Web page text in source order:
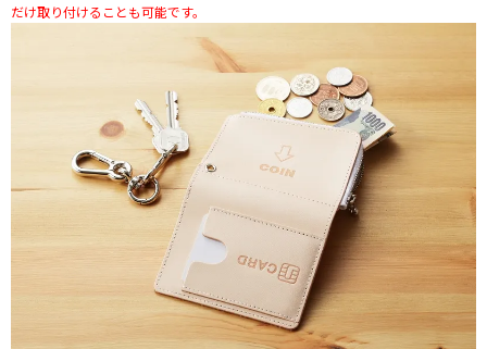
だけ取り付けることも可能です。